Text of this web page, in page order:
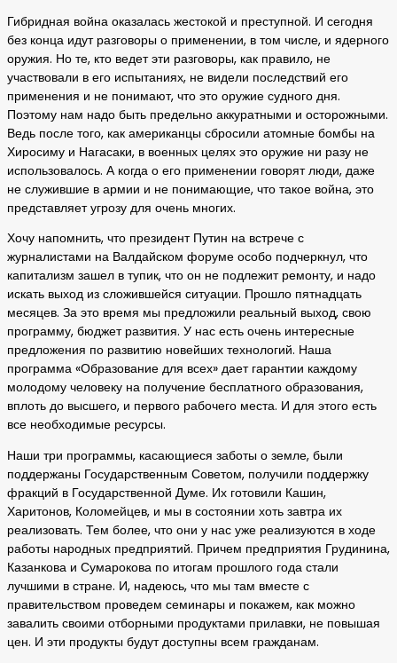
Гибридная война оказалась жестокой и преступной. И сегодня
без конца идут разговоры о применении, в том числе, и ядерного
оружия. Но те, кто ведет эти разговоры, как правило, не
участвовали в его испытаниях, не видели последствий его
применения и не понимают, что это оружие судного дня.
Поэтому нам надо быть предельно аккуратными и осторожными.
Ведь после того, как американцы сбросили атомные бомбы на
Хиросиму и Нагасаки, в военных целях это оружие ни разу не
использовалось. А когда о его применении говорят люди, даже
не служившие в армии и не понимающие, что такое война, это
представляет угрозу для очень многих.
Хочу напомнить, что президент Путин на встрече с
журналистами на Валдайском форуме особо подчеркнул, что
капитализм зашел в тупик, что он не подлежит ремонту, и надо
искать выход из сложившейся ситуации. Прошло пятнадцать
месяцев. За это время мы предложили реальный выход, свою
программу, бюджет развития. У нас есть очень интересные
предложения по развитию новейших технологий. Наша
программа «Образование для всех» дает гарантии каждому
молодому человеку на получение бесплатного образования,
вплоть до высшего, и первого рабочего места. И для этого есть
все необходимые ресурсы.
Наши три программы, касающиеся заботы о земле, были
поддержаны Государственным Советом, получили поддержку
фракций в Государственной Думе. Их готовили Кашин,
Харитонов, Коломейцев, и мы в состоянии хоть завтра их
реализовать. Тем более, что они у нас уже реализуются в ходе
работы народных предприятий. Причем предприятия Грудинина,
Казанкова и Сумарокова по итогам прошлого года стали
лучшими в стране. И, надеюсь, что мы там вместе с
правительством проведем семинары и покажем, как можно
завалить своими отборными продуктами прилавки, не повышая
цен. И эти продукты будут доступны всем гражданам.